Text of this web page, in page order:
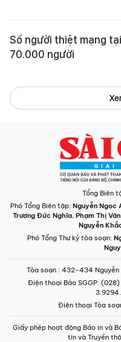
Số người thiệt mạng
70.000 người
Tổng Biên
Phó Tổng Biên tập: Nguyễn Ngọc
Trương Đức Nghĩa, Phạm Thị
Nguyễn
Phó Tổng Thư ký tòa soạn:
Tòa soạn : 432-434 Nguyễn
Điện thoại Báo SGGP:
Điện thoại Tòa
Giấy phép hoạt động Báo in và
tin và Truyền